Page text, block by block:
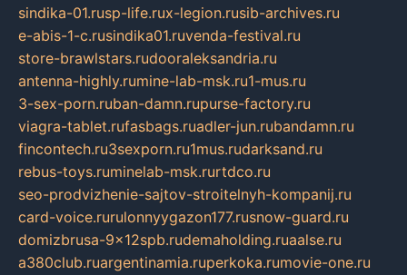
sindika-01.rusp-life.rux-legion.rusib-archives.ru
e-abis-1-c.rusindika01.ruvenda-festival.ru
store-brawlstars.rudooraleksandria.ru
antenna-highly.rumine-lab-msk.ru1-mus.ru
3-sex-porn.ruban-damn.rupurse-factory.ru
viagra-tablet.rufasbags.ruadler-jun.rubandamn.ru
fincontech.ru3sexporn.ru1mus.rudarksand.ru
rebus-toys.ruminelab-msk.rurtdco.ru
seo-prodvizhenie-sajtov-stroitelnyh-kompanij.ru
card-voice.rurulonnyygazon177.rusnow-guard.ru
domizbrusa-9x12spb.rudemaholding.ruaalse.ru
a380club.ruargentinamia.ruperkoka.rumovie-one.ru